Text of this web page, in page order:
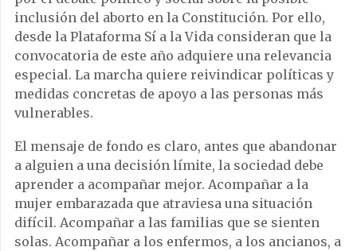
inclusión del aborto en la Constitución. Por ello,
desde la Plataforma Sí a la Vida consideran que la
convocatoria de este año adquiere una relevancia
especial. La marcha quiere reivindicar políticas y
medidas concretas de apoyo a las personas más
vulnerables.
El mensaje de fondo es claro, antes que abandonar
a alguien a una decisión límite, la sociedad debe
aprender a acompañar mejor. Acompañar a la
mujer embarazada que atraviesa una situación
difícil. Acompañar a las familias que se sienten
solas. Acompañar a los enfermos, a los ancianos, a